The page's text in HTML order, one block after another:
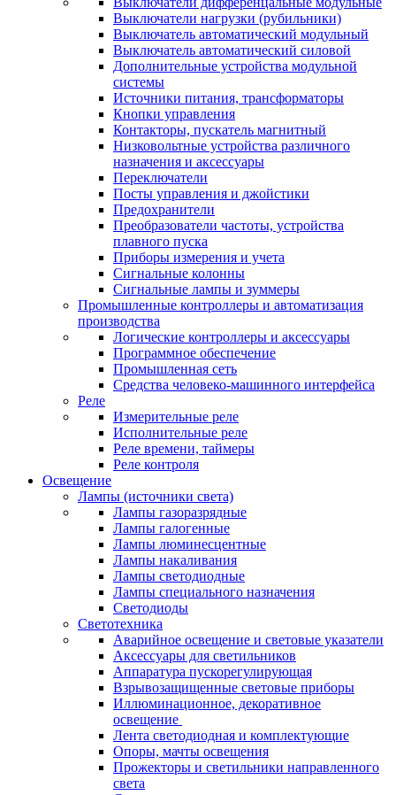
Выключатели нагрузки (рубильники)
Выключатель автоматический модульный
Выключатель автоматический силовой
Дополнительные устройства модульной
системы
Источники питания, трансформаторы
Кнопки управления
Контакторы, пускатель магнитный
Низковольтные устройства различного
назначения и аксессуары
Переключатели
Посты управления и джойстики
Предохранители
Преобразователи частоты, устройства
плавного пуска
Приборы измерения и учета
Сигнальные колонны
Сигнальные лампы и зуммеры
Промышленные контроллеры и автоматизация
производства
Логические контроллеры и аксессуары
Программное обеспечение
Промышленная сеть
Средства человеко-машинного интерфейса
Реле
Измерительные реле
Исполнительные реле
Реле времени, таймеры
Реле контроля
Освещение
Лампы (источники света)
Лампы газоразрядные
Лампы галогенные
Лампы люминесцентные
Лампы накаливания
Лампы светодиодные
Лампы специального назначения
Светодиоды
Светотехника
Аварийное освещение и световые указатели
Аксессуары для светильников
Аппаратура пускорегулирующая
Взрывозащищенные световые приборы
Иллюминационное, декоративное
освещение
Лента светодиодная и комплектующие
Опоры, мачты освещения
Прожекторы и светильники направленного
света